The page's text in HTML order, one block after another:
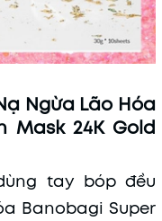
Ngừa Lão Hóa
Mask 24K Gold
tay bóp đều
Banobagi Super